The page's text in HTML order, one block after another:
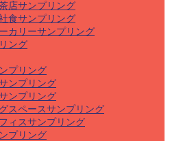
店サンプリング
食サンプリング
カリーサンプリング
ング
プリング
ンプリング
ンプリング
スペースサンプリング
ィスサンプリング
プリング